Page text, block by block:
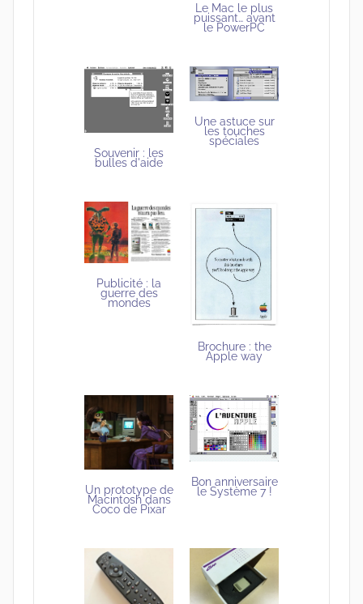
Le Mac le plus
puissant… avant
le PowerPC
Souvenir : les
bulles d'aide
Une astuce sur
les touches
spéciales
Publicité : la
guerre des
mondes
Brochure : the
Apple way
Un prototype de
Macintosh dans
Coco de Pixar
Bon anniversaire
le Système 7 !